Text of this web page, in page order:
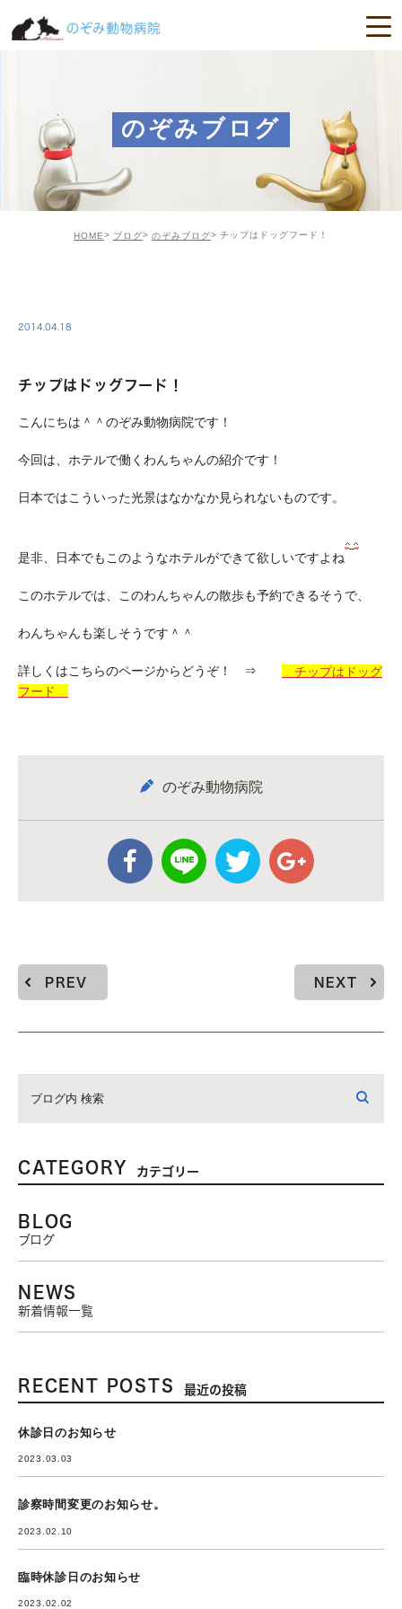
のぞみブログ
HOME ブログ のぞみブログ チップはドッグフード！
2014.04.18
チップはドッグフード！
こんにちは＾＾のぞみ動物病院です！
今回は、ホテルで働くわんちゃんの紹介です！
日本ではこういった光景はなかなか見られないものです。
是非、日本でもこのようなホテルができて欲しいですよね
このホテルでは、このわんちゃんの散歩も予約できるそうで、
わんちゃんも楽しそうです＾＾
詳しくはこちらのページからどうぞ！ ⇒
チップはドッグ
フード
のぞみ動物病院
PREV NEXT
CATEGORY カテゴリー
BLOG
ブログ
NEWS
新着情報一覧
RECENT POSTS 最近の投稿
休診日のお知らせ
2023.03.03
診察時間変更のお知らせ。
2023.02.10
臨時休診日のお知らせ
2023.02.02